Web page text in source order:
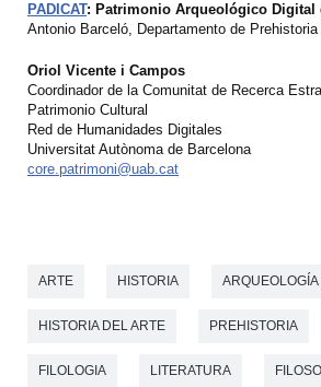
PADICAT: Patrimonio Arqueológico Digital
Antonio Barceló, Departamento de Prehistoria
Oriol Vicente i Campos
Coordinador de la Comunitat de Recerca
Patrimonio Cultural
Red de Humanidades Digitales
Universitat Autònoma de Barcelona
core.patrimoni@uab.cat
ARTE HISTORIA ARQUEOLOGÍA
HISTORIA DEL ARTE PREHISTORIA
FILOLOGIA LITERATURA